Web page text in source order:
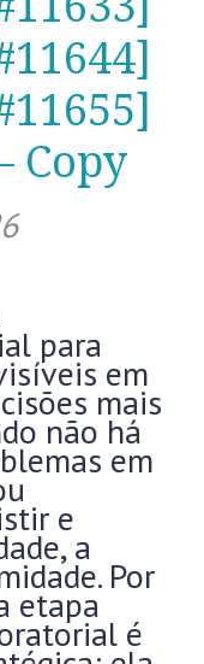
Copy
para
em
mais
não há
em
e
a
Por
etapa
é